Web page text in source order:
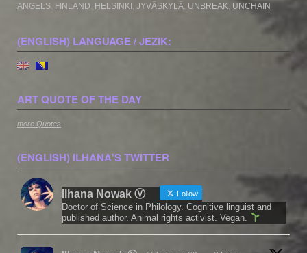
ANGELS FINLAND HELSINKI JYVÄSKYLÄ UNBREAK UNCHAIN
(ENGLISH) LANGUAGE / JEZIK:
ART QUOTE OF THE DAY
more Quotes
(ENGLISH) ILHANA'S TWITTER
Ilhana Nowak Ⓥ Follow
Doctor of Science in Philology. Cognitive linguist and
published author. Animal rights activist. Vegan.